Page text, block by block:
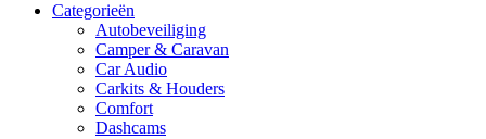
Categorieën
Autobeveiliging
Camper & Caravan
Car Audio
Carkits & Houders
Comfort
Dashcams